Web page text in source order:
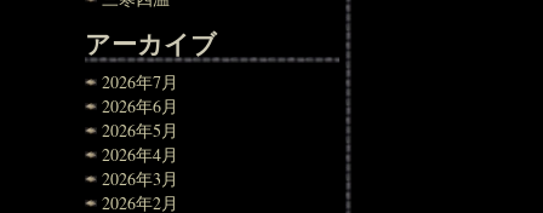
アーカイブ
2026年7月
2026年6月
2026年5月
2026年4月
2026年3月
2026年2月